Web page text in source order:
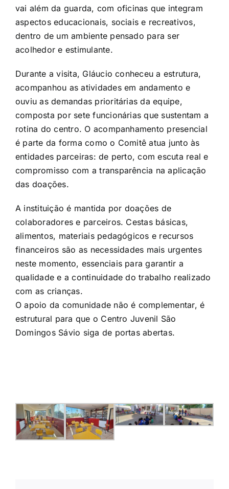
vai além da guarda, com oficinas que integram
aspectos educacionais, sociais e recreativos,
dentro de um ambiente pensado para ser
acolhedor e estimulante.
Durante a visita, Gláucio conheceu a estrutura,
acompanhou as atividades em andamento e
ouviu as demandas prioritárias da equipe,
composta por sete funcionárias que sustentam a
rotina do centro. O acompanhamento presencial
é parte da forma como o Comitê atua junto às
entidades parceiras: de perto, com escuta real e
compromisso com a transparência na aplicação
das doações.
A instituição é mantida por doações de
colaboradores e parceiros. Cestas básicas,
alimentos, materiais pedagógicos e recursos
financeiros são as necessidades mais urgentes
neste momento, essenciais para garantir a
qualidade e a continuidade do trabalho realizado
com as crianças.
O apoio da comunidade não é complementar, é
estrutural para que o Centro Juvenil São
Domingos Sávio siga de portas abertas.